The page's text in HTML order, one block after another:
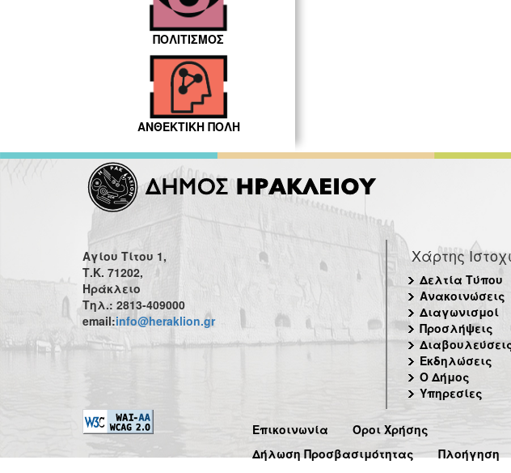
ΠΟΛΙΤΙΣΜΟΣ
ΑΝΘΕΚΤΙΚΗ ΠΟΛΗ
Αγίου Τίτου 1,
Τ.Κ. 71202,
Ηράκλειο
Τηλ.: 2813-409000
email:info@heraklion.gr
Χάρτης
Δελτία Τύπου
Ανακοινώσεις
Διαγωνισμοί
Προσλήψεις
Εκδηλώσεις
Ο Δήμος
Υπηρεσίες
Επικοινωνία
Όροι Χρήσης
Δήλωση Προσβασιμότητας
Πλοήγηση